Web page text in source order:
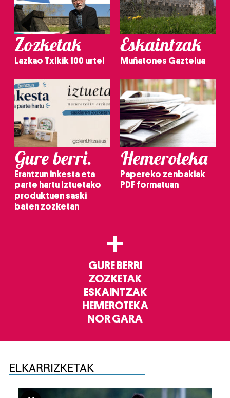
Zozketak
Lazkao Txikik 100 urte!
Eskaintzak
Muñatones Gaztelua
Gure berri.
Erantzun inkesta eta
parte hartu Iztuetako
produktuen saski
baten zozketan
Hemeroteka
Papereko zenbakiak
PDF formatuan
+
GURE BERRI
ZOZKETAK
ESKAINTZAK
HEMEROTEKA
NOR GARA
ELKARRIZKETAK